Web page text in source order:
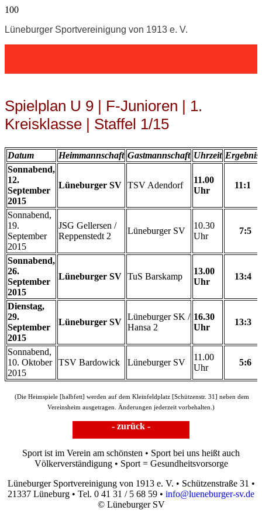
Lüneburger Sportvereinigung von 1913 e. V.
Spielplan U 9 | F-Junioren | 1.
Kreisklasse | Staffel 1/15
Datum Heimmannschaft Gastmannschaft Uhrzeit Ergebnis
Sonnabend,
12.
September
2015
Lüneburger SV TSV Adendorf
11.00
Uhr
11:1
Sonnabend,
19.
September
2015
JSG Gellersen /
Reppenstedt 2
Lüneburger SV
10.30
Uhr
7:5
Sonnabend,
26.
September
2015
Lüneburger SV TuS Barskamp
13.00
Uhr
13:4
Dienstag,
29.
September
2015
Lüneburger SV
Lüneburger SK /
Hansa 2
16.30
Uhr
13:3
Sonnabend,
10. Oktober
2015
TSV Bardowick Lüneburger SV
11.00
Uhr
5:6
(Die Heimspiele [halbfett] werden auf dem Kleinfeldplatz [Schützenstr. 31] neben dem
Vereinsheim ausgetragen. Änderungen jederzeit vorbehalten.)
- zurück -
Sport ist im Verein am schönsten • Sport bei uns heißt auch
Völkerverständigung • Sport = Gesundheitsvorsorge
Lüneburger Sportvereinigung von 1913 e. V. • Schützenstraße 31 •
21337 Lüneburg • Tel. 0 41 31 / 5 68 59 • info@lueneburger-sv.de
© Lüneburger SV